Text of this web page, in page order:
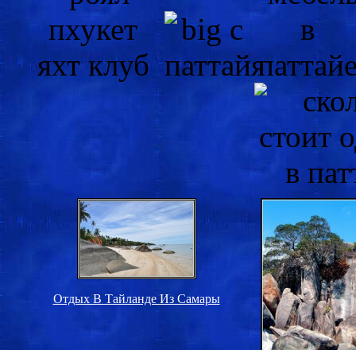
Отдых В Тайланде Из Самары